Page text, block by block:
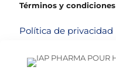
Términos y condiciones
Política de privacidad
Aviso legal